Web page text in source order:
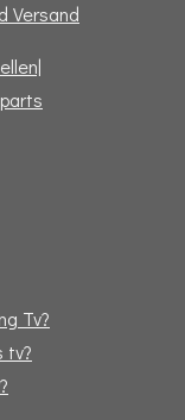
Versand
Tv?
tv?